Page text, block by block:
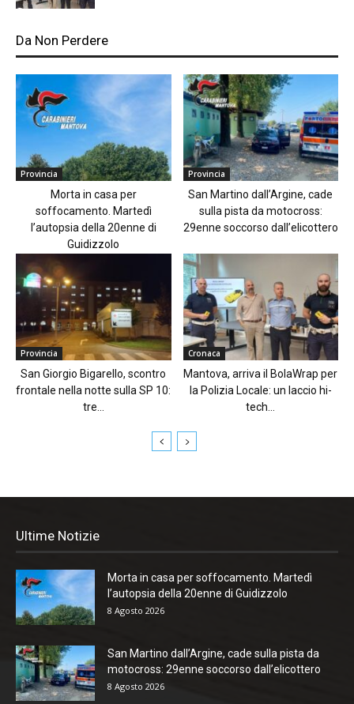
Da Non Perdere
Provincia
Morta in casa per
soffocamento. Martedì
l’autopsia della 20enne di
Guidizzolo
Provincia
San Martino dall’Argine, cade
sulla pista da motocross:
29enne soccorso dall’elicottero
Provincia
San Giorgio Bigarello, scontro
frontale nella notte sulla SP 10:
tre...
Cronaca
Mantova, arriva il BolaWrap per
la Polizia Locale: un laccio hi-
tech...
Ultime Notizie
Morta in casa per soffocamento. Martedì
l’autopsia della 20enne di Guidizzolo
8 Agosto 2026
San Martino dall’Argine, cade sulla pista da
motocross: 29enne soccorso dall’elicottero
8 Agosto 2026